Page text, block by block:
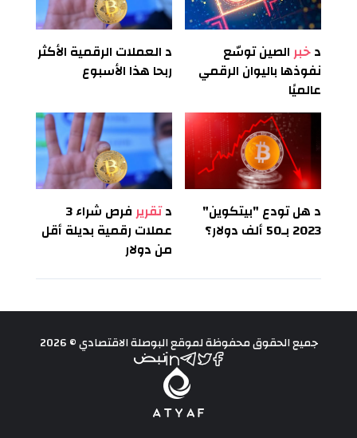
دخبرالصين توسّع
نفوذها باليوان الرقمي
عالميًا
د العملات الرقمية الأكثر
ربحا هذا الأسبوع
د هل تودع "بيتكوين"
2023 بـ50 ألف دولار؟
دتقرير
فرص شراء 3
عملات رقمية بديلة أقل
من دولار
جميع الحقوق محفوظة لموقع البوصلة الاقتصادي © 2026